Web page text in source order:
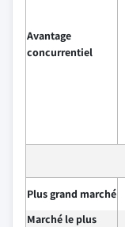
Avantage
concurrentiel
Plus grand marché
Marché le plus